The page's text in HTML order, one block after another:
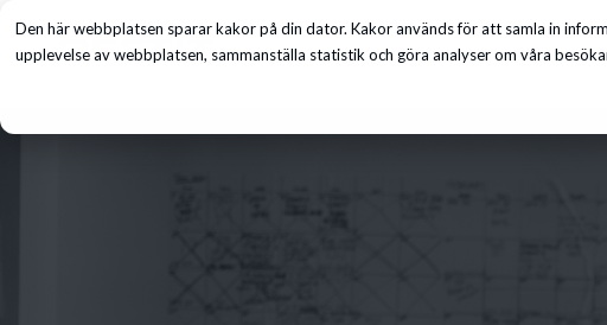
Den här webbplatsen sparar kakor på din dator. Kakor används för att samla in
upplevelse av webbplatsen, sammanställa statistik och göra analyser om våra
Tjänster Insikter